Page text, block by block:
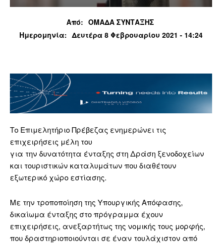
Από: ΟΜΑΔΑ ΣΥΝΤΑΞΗΣ
Ημερομηνία: Δευτέρα 8 Φεβρουαρίου 2021 - 14:24
Το Επιμελητήριο Πρέβεζας ενημερώνει τις
επιχειρήσεις μέλη του
για την δυνατότητα ένταξης στη Δράση ξενοδοχείων
και τουριστικών καταλυμάτων που διαθέτουν
εξωτερικό χώρο εστίασης.
Με την τροποποίηση της Υπουργικής Απόφασης,
δικαίωμα ένταξης στο πρόγραμμα έχουν
επιχειρήσεις, ανεξαρτήτως της νομικής τους μορφής,
που δραστηριοποιούνται σε έναν τουλάχιστον από